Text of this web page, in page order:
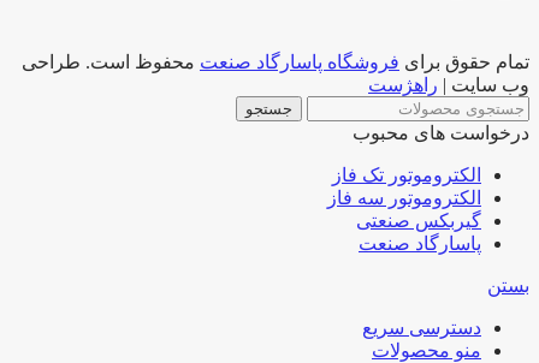
تمام حقوق برای فروشگاه پاسارگاد صنعت محفوظ است. طراحی
وب سایت | راهژست
جستجو
درخواست های محبوب
الکتروموتور تک فاز
الکتروموتور سه فاز
گیربکس صنعتی
پاسارگاد صنعت
بستن
دسترسی سریع
منو محصولات